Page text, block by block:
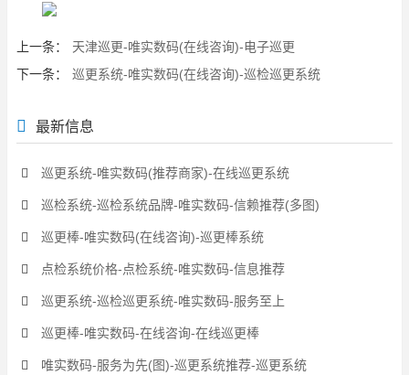
上一条：
天津巡更-唯实数码(在线咨询)-电子巡更
下一条：
巡更系统-唯实数码(在线咨询)-巡检巡更系统
最新信息
巡更系统-唯实数码(推荐商家)-在线巡更系统
巡检系统-巡检系统品牌-唯实数码-信赖推荐(多图)
巡更棒-唯实数码(在线咨询)-巡更棒系统
点检系统价格-点检系统-唯实数码-信息推荐
巡更系统-巡检巡更系统-唯实数码-服务至上
巡更棒-唯实数码-在线咨询-在线巡更棒
唯实数码-服务为先(图)-巡更系统推荐-巡更系统